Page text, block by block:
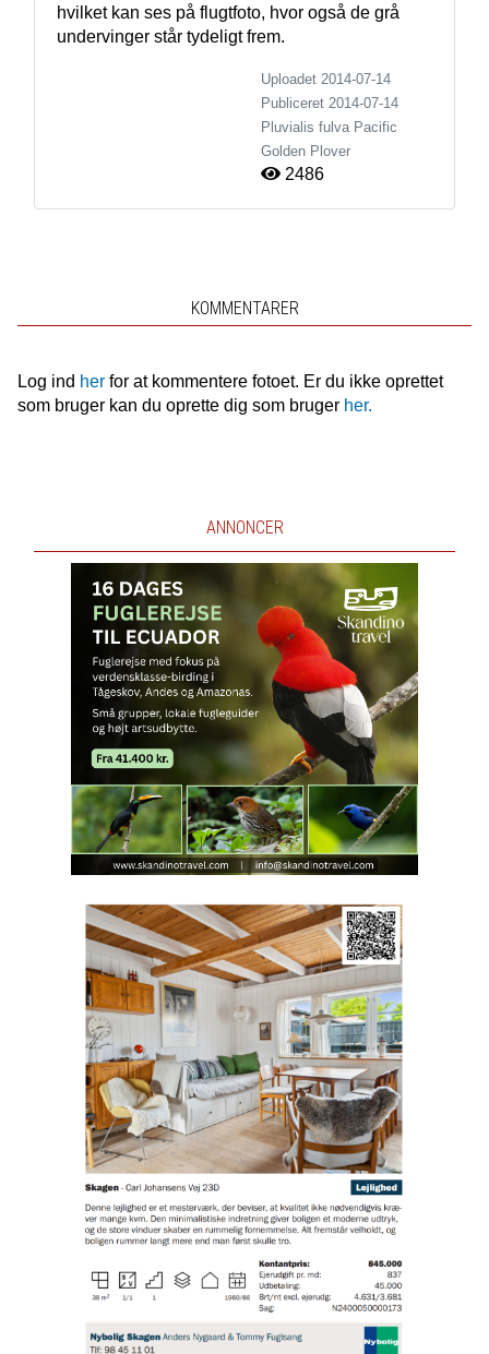
hvilket kan ses på flugtfoto, hvor også de grå
undervinger står tydeligt frem.
Uploadet 2014-07-14
Publiceret 2014-07-14
Pluvialis fulva Pacific
Golden Plover
2486
KOMMENTARER
Log ind herfor at kommentere fotoet. Er du ikke oprettet
som bruger kan du oprette dig som bruger her.
ANNONCER